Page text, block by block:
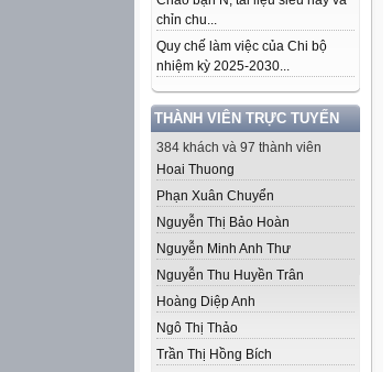
chỉn chu...
Quy chế làm việc của Chi bộ
nhiệm kỳ 2025-2030...
THÀNH VIÊN TRỰC TUYẾN
384 khách và 97 thành viên
Hoai Thuong
Phạn Xuân Chuyển
Nguyễn Thị Bảo Hoàn
Nguyễn Minh Anh Thư
Nguyễn Thu Huyền Trân
Hoàng Diệp Anh
Ngô Thị Thảo
Trần Thị Hồng Bích